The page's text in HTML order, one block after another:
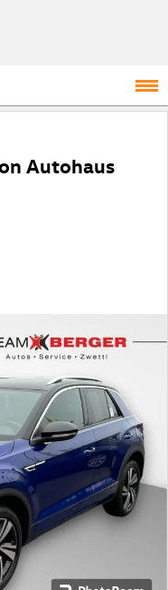
Autohaus